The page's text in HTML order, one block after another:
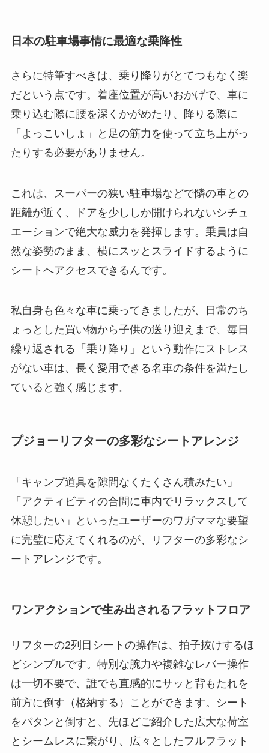
日本の駐車場事情に最適な乗降性
さらに特筆すべきは、乗り降りがとてつもなく楽
だという点です。着座位置が高いおかげで、車に
乗り込む際に腰を深くかがめたり、降りる際に
「よっこいしょ」と足の筋力を使って立ち上がっ
たりする必要がありません。
これは、スーパーの狭い駐車場などで隣の車との
距離が近く、ドアを少ししか開けられないシチュ
エーションで絶大な威力を発揮します。乗員は自
然な姿勢のまま、横にスッとスライドするように
シートへアクセスできるんです。
私自身も色々な車に乗ってきましたが、日常のち
ょっとした買い物から子供の送り迎えまで、毎日
繰り返される「乗り降り」という動作にストレス
がない車は、長く愛用できる名車の条件を満たし
ていると強く感じます。
プジョーリフターの多彩なシートアレンジ
「キャンプ道具を隙間なくたくさん積みたい」
「アクティビティの合間に車内でリラックスして
休憩したい」といったユーザーのワガママな要望
に完璧に応えてくれるのが、リフターの多彩なシ
ートアレンジです。
ワンアクションで生み出されるフラットフロア
リフターの2列目シートの操作は、拍子抜けするほ
どシンプルです。特別な腕力や複雑なレバー操作
は一切不要で、誰でも直感的にサッと背もたれを
前方に倒す（格納する）ことができます。シート
をパタンと倒すと、先ほどご紹介した広大な荷室
とシームレスに繋がり、広々としたフルフラット